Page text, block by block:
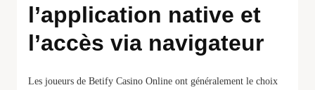
l’application native et
l’accès via navigateur
Les joueurs de Betify Casino Online ont généralement le choix